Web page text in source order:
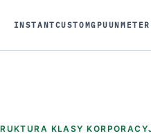
INSTANTCUSTOMGPU
KLASY